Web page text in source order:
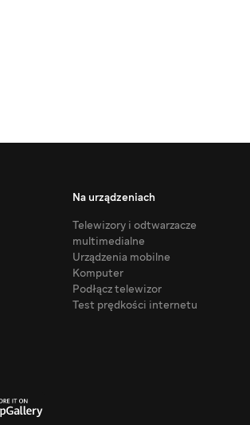
Na urządzeniach
Telewizory i odtwarzacze
multimedialne
Urządzenia mobilne
Komputer
Podłącz telewizor
Test prędkości internetu